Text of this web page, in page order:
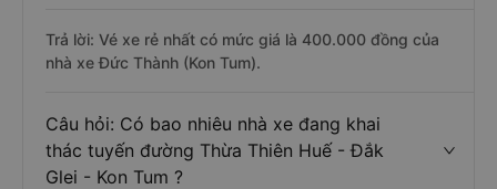
Trả lời: Vé xe rẻ nhất có mức giá là 400.000 đồng của
nhà xe Đức Thành (Kon Tum).
Câu hỏi: Có bao nhiêu nhà xe đang khai
thác tuyến đường Thừa Thiên Huế - Đắk
Glei - Kon Tum ?